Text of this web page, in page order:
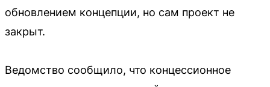
обновлением концепции, но сам проект не
закрыт.
Ведомство сообщило, что концессионное